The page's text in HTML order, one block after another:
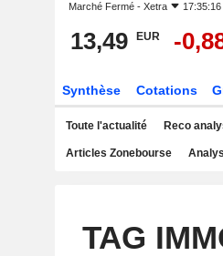
Marché Fermé - Xetra
13,49 EUR -
Synthèse Cotations
Toute l'actualité Reco
Articles Zonebourse
TAG